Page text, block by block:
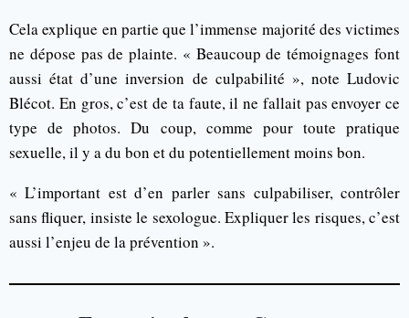
Cela explique en partie que l’immense majorité des victimes
ne dépose pas de plainte. « Beaucoup de témoignages font
aussi état d’une inversion de culpabilité », note Ludovic
Blécot. En gros, c’est de ta faute, il ne fallait pas envoyer ce
type de photos. Du coup, comme pour toute pratique
sexuelle, il y a du bon et du potentiellement moins bon.
« L’important est d’en parler sans culpabiliser, contrôler
sans fliquer, insiste le sexologue. Expliquer les risques, c’est
aussi l’enjeu de la prévention ».